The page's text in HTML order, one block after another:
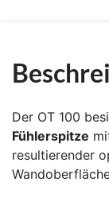
Der OT 100
Fühlerspitze
resultierender